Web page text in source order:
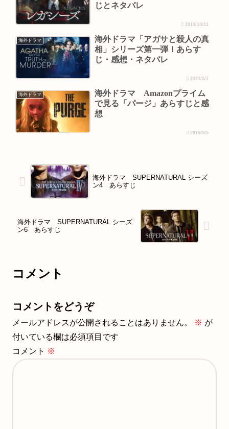
じとネタバレ
2019/10/11
海外ドラマ
海外ドラマ「アガサと殺人の真
相」シリーズ第一弾！あらす
じ・感想・ネタバレ
2021/5/7
海外ドラマ
海外ドラマ Amazonプライム
で見る「パージ」あらすじと感
想
2019/9/5
海外ドラマ SUPERNATURAL シーズ
ン4 あらすじ
海外ドラマ SUPERNATURAL シーズ
ン6 あらすじ
コメント
コメントをどうぞ
メールアドレスが公開されることはありません。 ※ が
付いている欄は必須項目です
コメント ※